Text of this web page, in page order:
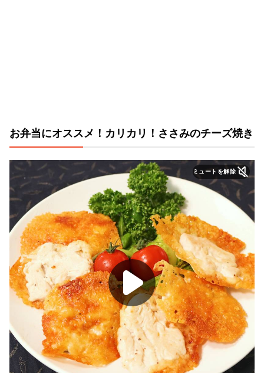
お弁当にオススメ！カリカリ！ささみのチーズ焼き
ミュートを解除